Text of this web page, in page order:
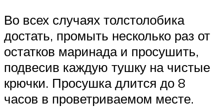
Во всех случаях толстолобика
достать, промыть несколько раз от
остатков маринада и просушить,
подвесив каждую тушку на чистые
крючки. Просушка длится до 8
часов в проветриваемом месте.